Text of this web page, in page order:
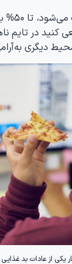
این
کنید در تایم
دیگری
از عادات بد غذایی